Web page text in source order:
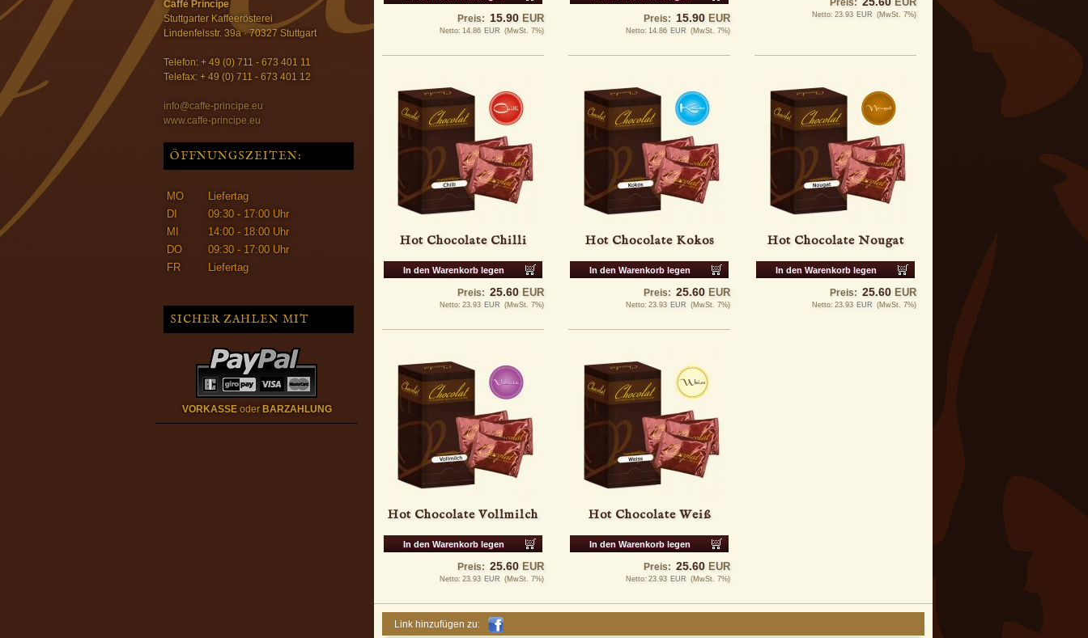
Caffè Principe
Stuttgarter Kaffeerösterei
Lindenfelsstr. 39a · 70327 Stuttgart
Telefon: + 49 (0) 711 - 673 401 11
Telefax: + 49 (0) 711 - 673 401 12
info@caffe-principe.eu
www.caffe-principe.eu
ÖFFNUNGSZEITEN:
MO
Liefertag
DI
09:30 - 17:00 Uhr
MI
14:00 - 18:00 Uhr
DO
09:30 - 17:00 Uhr
FR
Liefertag
SICHER ZAHLEN MIT
VORKASSE oder BARZAHLUNG
Preis: 15.90 EUR
Netto: 14.86 EUR (MwSt. 7%)
Preis: 15.90 EUR
Netto: 14.86 EUR (MwSt. 7%)
Preis:
Netto: 23.93 EUR (MwSt. 7%)
Hot Chocolate Chilli
In den Warenkorb legen
Preis: 25.60 EUR
Netto: 23.93 EUR (MwSt. 7%)
Hot Chocolate Kokos
In den Warenkorb legen
Preis: 25.60 EUR
Netto: 23.93 EUR (MwSt. 7%)
Hot Chocolate Nougat
In den Warenkorb legen
Preis: 25.60 EUR
Netto: 23.93 EUR (MwSt. 7%)
Hot Chocolate Vollmilch
In den Warenkorb legen
Preis: 25.60 EUR
Netto: 23.93 EUR (MwSt. 7%)
Hot Chocolate Weiß
In den Warenkorb legen
Preis: 25.60 EUR
Netto: 23.93 EUR (MwSt. 7%)
Link hinzufügen zu: